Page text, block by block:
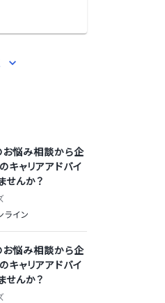
お悩み相談から企
ャリアアドバイ
せんか？
ライン
お悩み相談から企
ャリアアドバイ
せんか？